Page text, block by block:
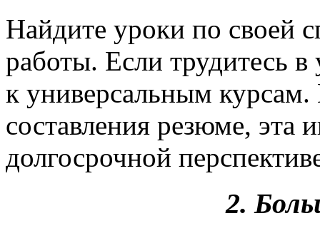
Найдите уроки по своей
работы. Если трудитесь в
к универсальным
составления резюме, эта
долгосрочной
2.